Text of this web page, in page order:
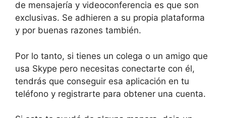
de mensajería y videoconferencia es que son
exclusivas. Se adhieren a su propia plataforma
y por buenas razones también.
Por lo tanto, si tienes un colega o un amigo que
usa Skype pero necesitas conectarte con él,
tendrás que conseguir esa aplicación en tu
teléfono y registrarte para obtener una cuenta.